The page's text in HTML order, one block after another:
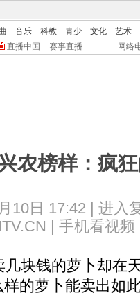
音乐 科教 青少 文化
艺术
直播中国 赛事直播 网络
农榜样：疯
10日 17:42 | 进入
| 手机看视频
块钱的萝卜却在
的萝卜能卖出如